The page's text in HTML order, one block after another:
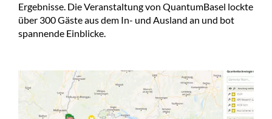
Ergebnisse. Die Veranstaltung von QuantumBasel lockte
über 300 Gäste aus dem In- und Ausland an und bot
spannende Einblicke.